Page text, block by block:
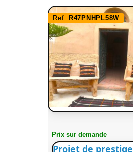
Ref: R47PNHPL58W
Prix sur demande
Projet de prestige